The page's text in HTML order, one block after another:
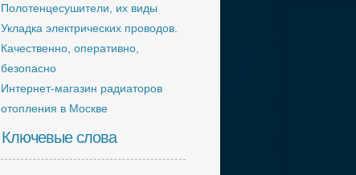
Полотенцесушители, их виды
Укладка электрических проводов.
Качественно, оперативно,
безопасно
Интернет-магазин радиаторов
отопления в Москве
Ключевые слова